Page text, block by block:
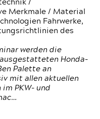
/
Merkmale / Material
Fahrwerke,
des
werden die
Honda-
Palette an
mit allen aktuellen
PKW- und